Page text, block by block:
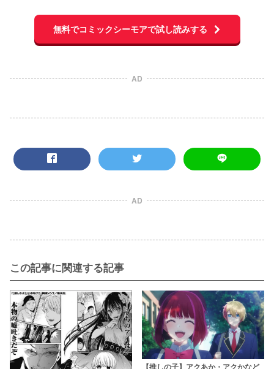
無料でコミックシーモアで試し読みする
AD
AD
この記事に関連する記事
【推しの子】アクあか・アクかなど